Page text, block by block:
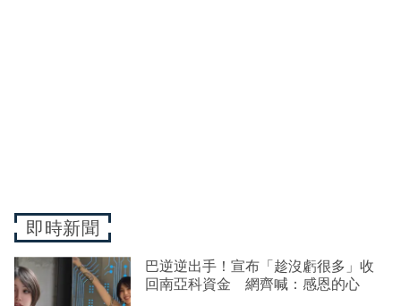
即時新聞
巴逆逆出手！宣布「趁沒虧很多」收
回南亞科資金 網齊喊：感恩的心